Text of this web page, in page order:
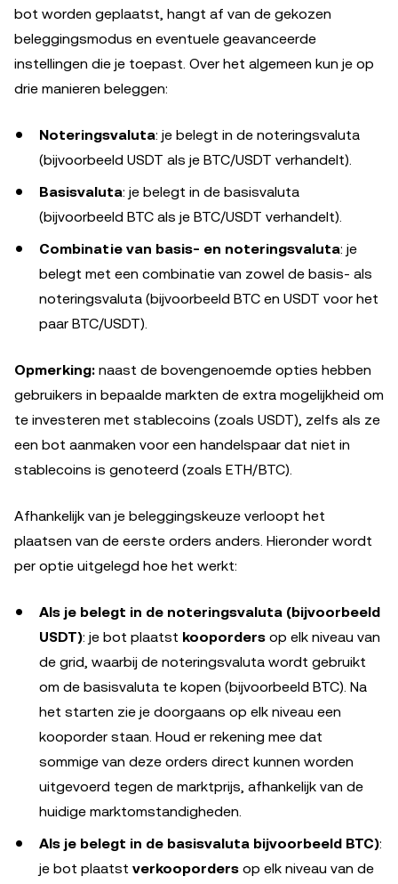
bot worden geplaatst, hangt af van de gekozen
beleggingsmodus en eventuele geavanceerde
instellingen die je toepast. Over het algemeen kun je op
drie manieren beleggen:
Noteringsvaluta: je belegt in de noteringsvaluta
(bijvoorbeeld USDT als je BTC/USDT verhandelt).
Basisvaluta: je belegt in de basisvaluta
(bijvoorbeeld BTC als je BTC/USDT verhandelt).
Combinatie van basis- en noteringsvaluta: je
belegt met een combinatie van zowel de basis- als
noteringsvaluta (bijvoorbeeld BTC en USDT voor het
paar BTC/USDT).
Opmerking: naast de bovengenoemde opties hebben
gebruikers in bepaalde markten de extra mogelijkheid om
te investeren met stablecoins (zoals USDT), zelfs als ze
een bot aanmaken voor een handelspaar dat niet in
stablecoins is genoteerd (zoals ETH/BTC).
Afhankelijk van je beleggingskeuze verloopt het
plaatsen van de eerste orders anders. Hieronder wordt
per optie uitgelegd hoe het werkt:
Als je belegt in de noteringsvaluta (bijvoorbeeld
USDT): je bot plaatst kooporders op elk niveau van
de grid, waarbij de noteringsvaluta wordt gebruikt
om de basisvaluta te kopen (bijvoorbeeld BTC). Na
het starten zie je doorgaans op elk niveau een
kooporder staan. Houd er rekening mee dat
sommige van deze orders direct kunnen worden
uitgevoerd tegen de marktprijs, afhankelijk van de
huidige marktomstandigheden.
Als je belegt in de basisvaluta bijvoorbeeld BTC):
je bot plaatst verkooporders op elk niveau van de